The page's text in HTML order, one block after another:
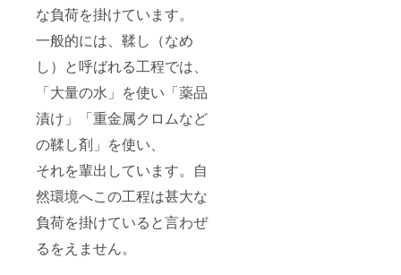
な負荷を掛けています。
一般的には、鞣し（なめ
し）と呼ばれる工程では、
「大量の水」を使い「薬品
漬け」「重金属クロムなど
の鞣し剤」を使い、
それを輩出しています。自
然環境へこの工程は甚大な
負荷を掛けていると言わぜ
るをえません。